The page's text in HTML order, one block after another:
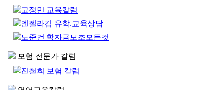
고정민 교육칼럼
엔젤라김 유학.교육상담
노준건 학자금보조모든것
보험 전문가 칼럼
진철희 보험 칼럼